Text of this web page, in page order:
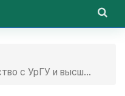
с УрГУ и высш...